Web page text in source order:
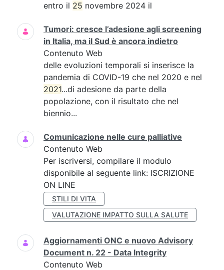
entro il 25 novembre 2024 il
Tumori: cresce l’adesione agli screening
in Italia, ma il Sud è ancora indietro
Contenuto Web
delle evoluzioni temporali si inserisce la
pandemia di COVID-19 che nel 2020 e nel
2021...di adesione da parte della
popolazione, con il risultato che nel
biennio...
Comunicazione nelle cure palliative
Contenuto Web
Per iscriversi, compilare il modulo
disponibile al seguente link: ISCRIZIONE
ON LINE
STILI DI VITA
VALUTAZIONE IMPATTO SULLA SALUTE
Aggiornamenti ONC e nuovo Advisory
Document n. 22 - Data Integrity
Contenuto Web